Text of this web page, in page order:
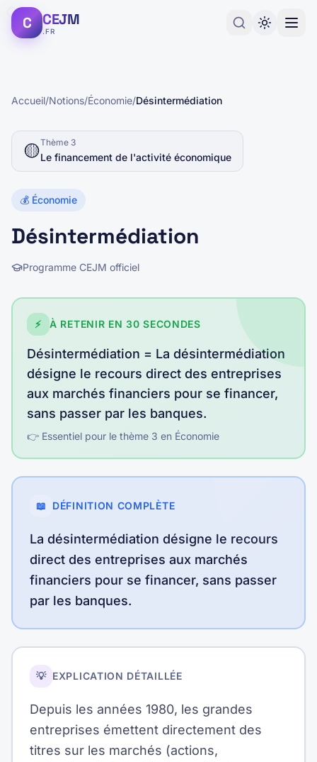
C CEJM
.FR
Accueil/Notions/Économie/Désintermédiation
🟡Thème 3
Le financement de l'activité économique
💰 Économie
Désintermédiation
Programme CEJM officiel
⚡ À RETENIR EN 30 SECONDES
Désintermédiation = La désintermédiation
désigne le recours direct des entreprises
aux marchés financiers pour se financer,
sans passer par les banques.
👉 Essentiel pour le thème 3 en Économie
📖 DÉFINITION COMPLÈTE
La désintermédiation désigne le recours
direct des entreprises aux marchés
financiers pour se financer, sans passer
par les banques.
💡 EXPLICATION DÉTAILLÉE
Depuis les années 1980, les grandes
entreprises émettent directement des
titres sur les marchés (actions,